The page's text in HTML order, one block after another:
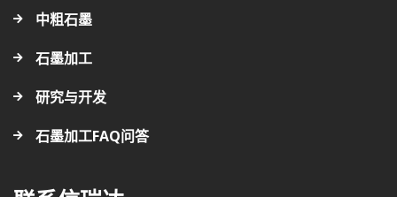
中粗石墨
石墨加工
研究与开发
石墨加工FAQ问答